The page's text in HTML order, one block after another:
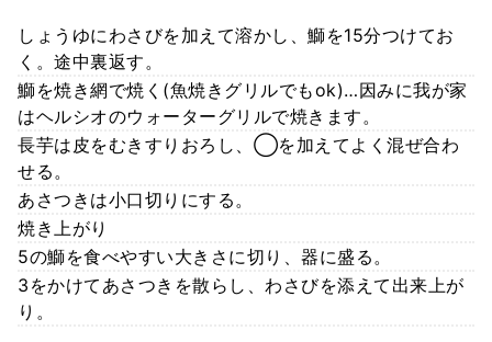
しょうゆにわさびを加えて溶かし、鰤を15分つけてお
く。途中裏返す。
鰤を焼き網で焼く(魚焼きグリルでもok)…因みに我が家
はヘルシオのウォーターグリルで焼きます。
長芋は皮をむきすりおろし、◯を加えてよく混ぜ合わ
せる。
あさつきは小口切りにする。
焼き上がり
5の鰤を食べやすい大きさに切り、器に盛る。
3をかけてあさつきを散らし、わさびを添えて出来上が
り。